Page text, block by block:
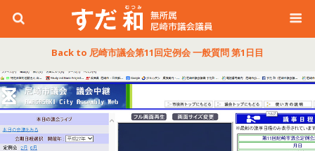
Back to 尼崎市議会第11回定例会 一般質問 第1日目